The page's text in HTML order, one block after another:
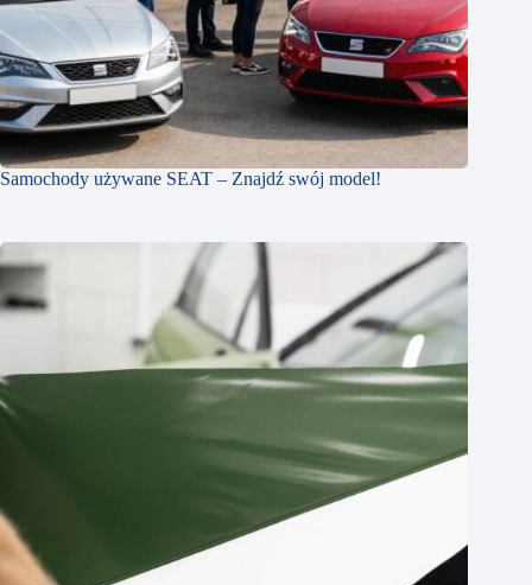
Samochody używane SEAT – Znajdź swój model!